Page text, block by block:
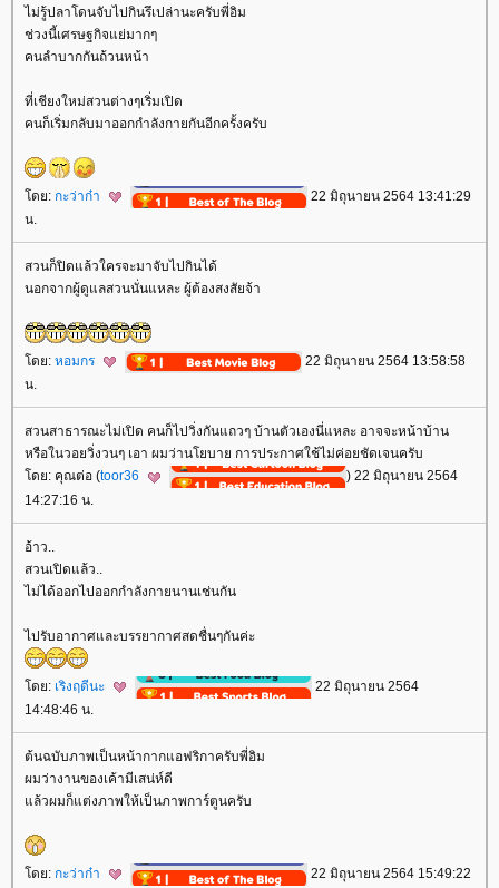
ไม่รู้ปลาโดนจับไปกินรึเปล่านะครับพี่อิม
ช่วงนี้เศรษฐกิจแย่มากๆ
คนลำบากกันถ้วนหน้า
ที่เชียงใหม่สวนต่างๆเริ่มเปิด
คนก็เริ่มกลับมาออกกำลังกายกันอีกครั้งครับ
ดย: กะว่าก๋า
22 มิถุนายน 2564 13:41:29
น.
สวนก็ปิดแล้วใครจะมาจับไปกินได้
นอกจากผู้ดูแลสวนนั่นแหละ ผู้ต้องสงสัยจ้า
ดย: หอมกร
22 มิถุนายน 2564 13:58:58
น.
สวนสาธารณะไม่เปิด คนก็ไปวิ่งกันแถวๆ บ้านตัวเองนี่แหละ อาจจะหน้าบ้าน
หรือในวอยวิ่งวนๆ เอา ผมว่านโยบาย การประกาศใช้ไม่ค่อยชัดเจนครับ
ดย: คุณต่อ (toor36
) 22 มิถุนายน 2564
14:27:16 น.
อ้าว..
สวนเปิดแล้ว..
ไม่ได้ออกไปออกกำลังกายนานเช่นกัน
ไปรับอากาศและบรรยากาศสดชื่นๆกันค่ะ
ดย: เริงฤดีนะ
22 มิถุนายน 2564
14:48:46 น.
ต้นฉบับภาพเป็นหน้ากากแอฟริกาครับพี่อิม
ผมว่างานของเค้ามีเสน่ห์ดี
ล้วผมก็แต่งภาพให้เป็นภาพการ์ตูนครับ
ดย: กะว่าก๋า
22 มิถุนายน 2564 15:49:22